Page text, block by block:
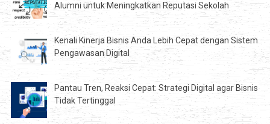
Alumni untuk Meningkatkan Reputasi Sekolah
Kenali Kinerja Bisnis Anda Lebih Cepat dengan Sistem
Pengawasan Digital
Pantau Tren, Reaksi Cepat: Strategi Digital agar Bisnis
Tidak Tertinggal